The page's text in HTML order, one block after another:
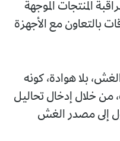
المنتجات الموجهة
بالتعاون مع الأجهزة
بلا هوادة، كونه
من خلال إدخال تحاليل
إلى مصدر الغش